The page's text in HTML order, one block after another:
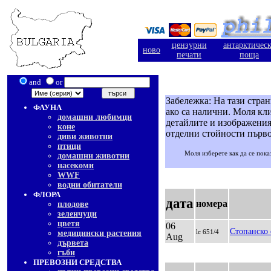
ново
цензурни
печати
поща
and or
ФАУНА
домашни любимци
коне
диви животни
птици
домашни животни
насекоми
WWF
водни обитатели
ФЛОРА
плодове
зеленчуци
цветя
медицински растения
дървета
гъби
ПРЕВОЗНИ СРЕДСТВА
Забележка: На тази
ако са налични. Моля
детайлите и
отделни стойности
Моля изберете как да се
дата номера
06
Aug
lc 651/4 Стопанско